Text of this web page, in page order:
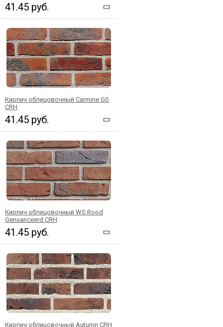
41.45 руб.
Кирпич облицовочный Carmine GS
CRH
41.45 руб.
Кирпич облицовочный WS Rood
Genuanceerd CRH
41.45 руб.
Кирпич облицовочный Autumn CRH